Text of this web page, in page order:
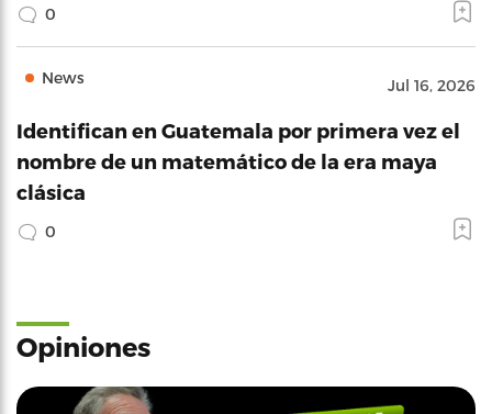
0
News Jul 16, 2026
Identifican en Guatemala por primera vez el
nombre de un matemático de la era maya
clásica
0
Opiniones